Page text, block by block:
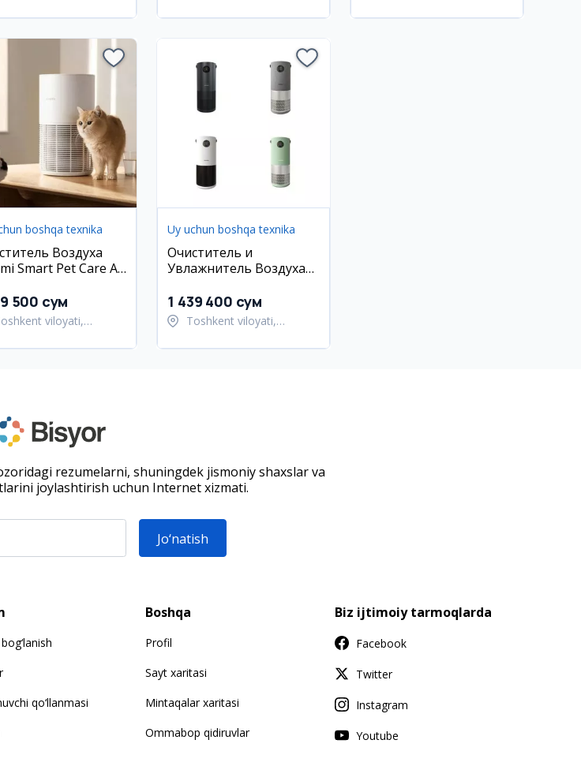
boshqa texnika
Воздуха
Smart Pet Care Air
500 сум
viloyati,
Uy uchun boshqa texnika
Очиститель и
Увлажнитель Воздуха
Гарантия
1 439 400 сум
Toshkent viloyati,
rezumelarni, shuningdek jismoniy shaxslar va
joylashtirish uchun Internet xizmati.
Jo‘natish
qo‘llanmasi
Boshqa
Profil
Sayt xaritasi
Mintaqalar xaritasi
Ommabop qidiruvlar
Biz ijtimoiy tarmoqlarda
Facebook
Twitter
Instagram
Youtube